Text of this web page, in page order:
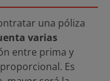
una póliza
varias
entre prima y
Es